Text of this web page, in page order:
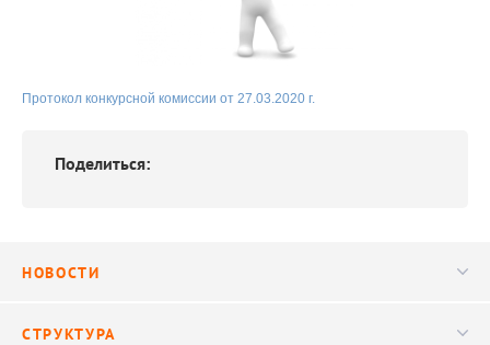
Протокол конкурсной комиссии от 27.03.2020 г.
Поделиться:
НОВОСТИ
СТРУКТУРА